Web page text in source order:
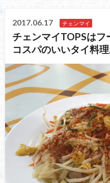
2017.06.17 チェンマイ
チェンマイTOPSは
コスパのいいタイ料